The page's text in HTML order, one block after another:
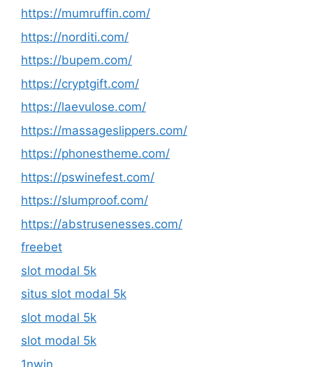
https://mumruffin.com/
https://norditi.com/
https://bupem.com/
https://cryptgift.com/
https://laevulose.com/
https://massageslippers.com/
https://phonestheme.com/
https://pswinefest.com/
https://slumproof.com/
https://abstrusenesses.com/
freebet
slot modal 5k
situs slot modal 5k
slot modal 5k
slot modal 5k
1nwin